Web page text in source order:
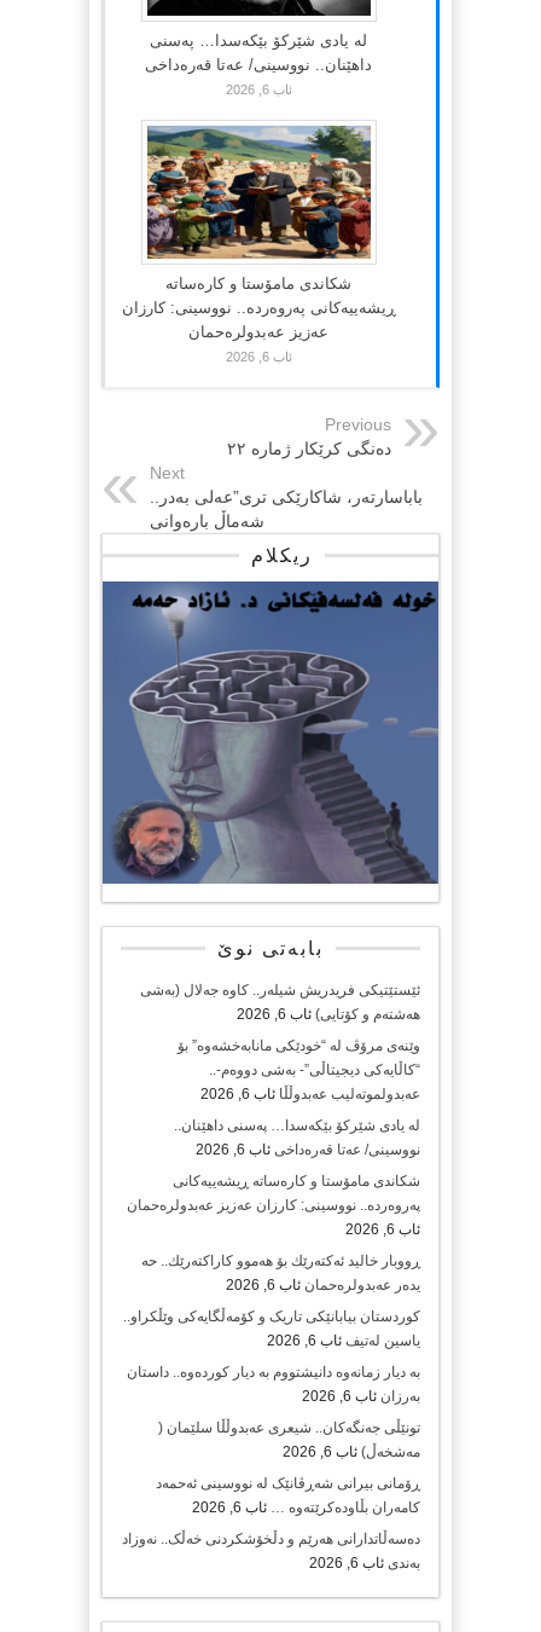
لە یادی شێرکۆ بێکەسدا… پەسنی
داهێنان.. نووسینی/ عەتا قەرەداخی
ئاب 6, 2026
شکاندی مامۆستا و کارەساتە
ڕیشەییەکانی پەروەردە.. نووسینی: کارزان
عەزیز عەبدولرەحمان
ئاب 6, 2026
Previous
دەنگی کرێکار ژمارە ٢٢
Next
باباسارتەر، شاکارێکی تری”عەلی بەدر..
شەماڵ بارەوانی
ریکلام
بابەتی نوێ
ئێستێتیکی فریدریش شیلەر.. کاوە جەلال (بەشی
هەشتەم و کۆتایی) ئاب 6, 2026
وێنەی مرۆڤ لە “خودێکی مانابەخشەوە” بۆ
“کاڵایەکی دیجیتاڵی”- بەشی دووەم-..
عەبدولموتەلیب عەبدوڵڵا ئاب 6, 2026
لە یادی شێرکۆ بێکەسدا… پەسنی داهێنان..
نووسینی/ عەتا قەرەداخی ئاب 6, 2026
شکاندی مامۆستا و کارەساتە ڕیشەییەکانی
پەروەردە.. نووسینی: کارزان عەزیز عەبدولرەحمان
ئاب 6, 2026
ڕووبار خالید ئەكتەرێك بۆ هەموو كاراكتەرێك.. حه
یدەر عەبدولرەحمان ئاب 6, 2026
کوردستان بیابانێکی تاریک و کۆمەڵگایەکی وێڵکراو..
یاسین لەتیف ئاب 6, 2026
بە دیار زمانەوە دانیشتووم بە دیار کوردەوە.. داستان
بەرزان ئاب 6, 2026
تونێڵی جەنگەکان.. شیعری عەبدوڵڵا سلێمان (
مەشخەڵ) ئاب 6, 2026
ڕۆمانی بیرانی شەڕڤانێک لە نووسینی ئەحمەد
کامەران بڵاودەکرێتەوە … ئاب 6, 2026
دەسەڵاتدارانی هەرێم و دڵخۆشکردنی خەڵک.. نەوزاد
بەندی ئاب 6, 2026